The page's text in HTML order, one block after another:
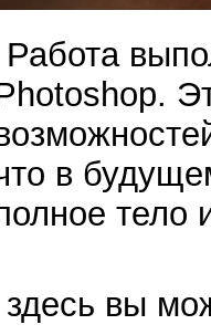
Работа
в
тело
здесь вы